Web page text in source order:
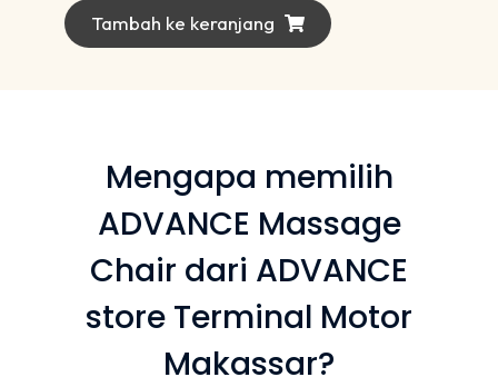
dari 5
Tambah ke keranjang
Mengapa memilih
ADVANCE Massage
Chair dari ADVANCE
store Terminal Motor
Makassar?